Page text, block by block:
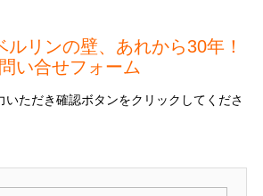
リンの壁、あれから30年！
い合せフォーム
いただき確認ボタンをクリックしてくださ